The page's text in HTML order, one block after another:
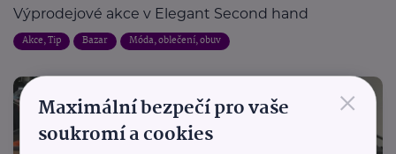
Výprodejové akce v Elegant Second hand
Akce, Tip Bazar Móda, oblečení, obuv
×
Maximální bezpečí pro vaše
soukromí a cookies